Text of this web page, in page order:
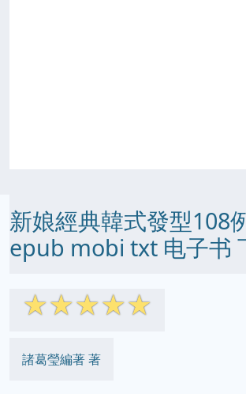
新娘經典韓式發型108
epub mobi txt 电子书
☆☆☆☆☆
諸葛瑩編著 著